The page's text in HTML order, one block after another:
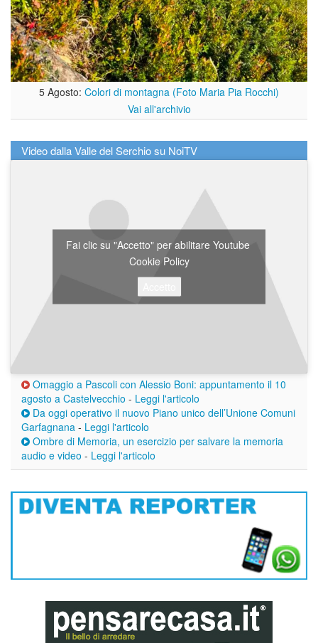
5 Agosto: Colori di montagna (Foto Maria Pia Rocchi)
Vai all'archivio
Video dalla Valle del Serchio su NoiTV
Fai clic su "Accetto" per abilitare Youtube
Cookie Policy
Omaggio a Pascoli con Alessio Boni: appuntamento il 10
agosto a Castelvecchio - Leggi l'articolo
Da oggi operativo il nuovo Piano unico dell’Unione Comuni
Garfagnana - Leggi l'articolo
Ombre di Memoria, un esercizio per salvare la memoria
audio e video - Leggi l'articolo